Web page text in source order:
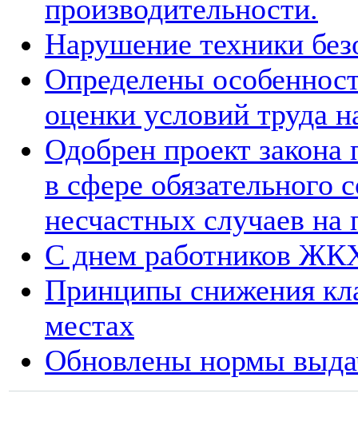
производительности.
Нарушение техники
Определены
оценки условий труда
Одобрен проект
в сфере обязательного
несчастных случаев на
С днем работников
Принципы снижения
местах
Обновлены нормы